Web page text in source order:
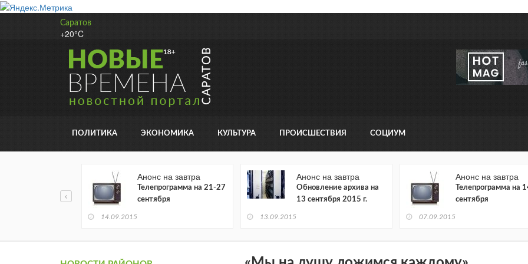
Саратов
+20°C
ПОЛИТИКА ЭКОНОМИКА КУЛЬТУРА ПРОИСШЕСТВИЯ СОЦИУМ
читается в
Анонс на завтра
Телепрограмма на 21-27
сентября
14.09.2015
Анонс на завтра
Обновление архива на
13 сентября 2015 г.
13.09.2015
Анонс на завтра
Телепрограмма на
сентября
07.09.2015